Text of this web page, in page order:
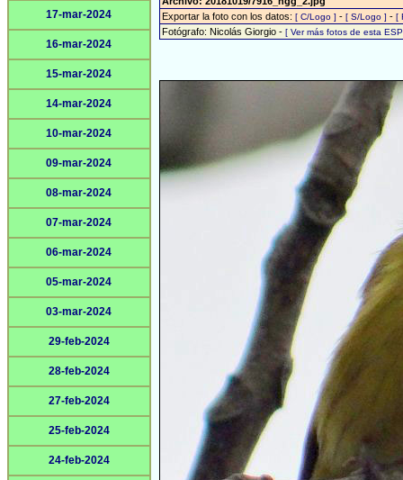
17-mar-2024
16-mar-2024
15-mar-2024
14-mar-2024
10-mar-2024
09-mar-2024
08-mar-2024
07-mar-2024
06-mar-2024
05-mar-2024
03-mar-2024
29-feb-2024
28-feb-2024
27-feb-2024
25-feb-2024
24-feb-2024
Exportar la foto con los datos: [ C/Logo ] - [ S/Logo ] - [
Fotógrafo: Nicolás Giorgio - [ Ver más fotos de esta